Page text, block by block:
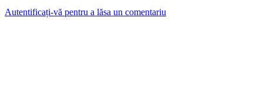
Autentificați-vă pentru a lăsa un comentariu